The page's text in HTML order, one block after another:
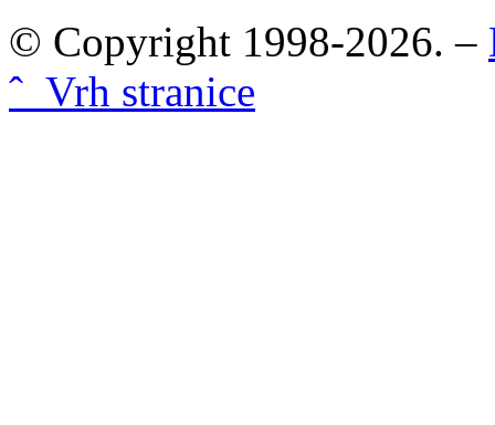
© Copyright 1998-2026. –
ˆ Vrh stranice